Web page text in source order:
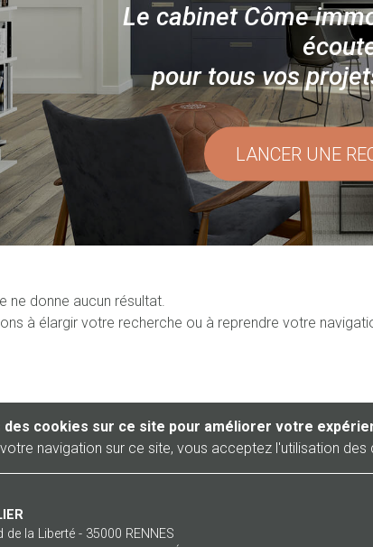
Le cabinet Côme
pour tous vos
LANCER UNE
ne donne aucun résultat.
à élargir votre recherche ou à reprendre votre
des cookies sur ce site pour améliorer votre
navigation sur ce site, vous acceptez l'utilisation des
la Liberté - 35000 RENNES